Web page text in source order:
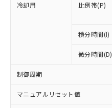
冷却用 比例帯(P)
積分時間(I)
微分時間(D)
制御周期
マニュアルリセット値